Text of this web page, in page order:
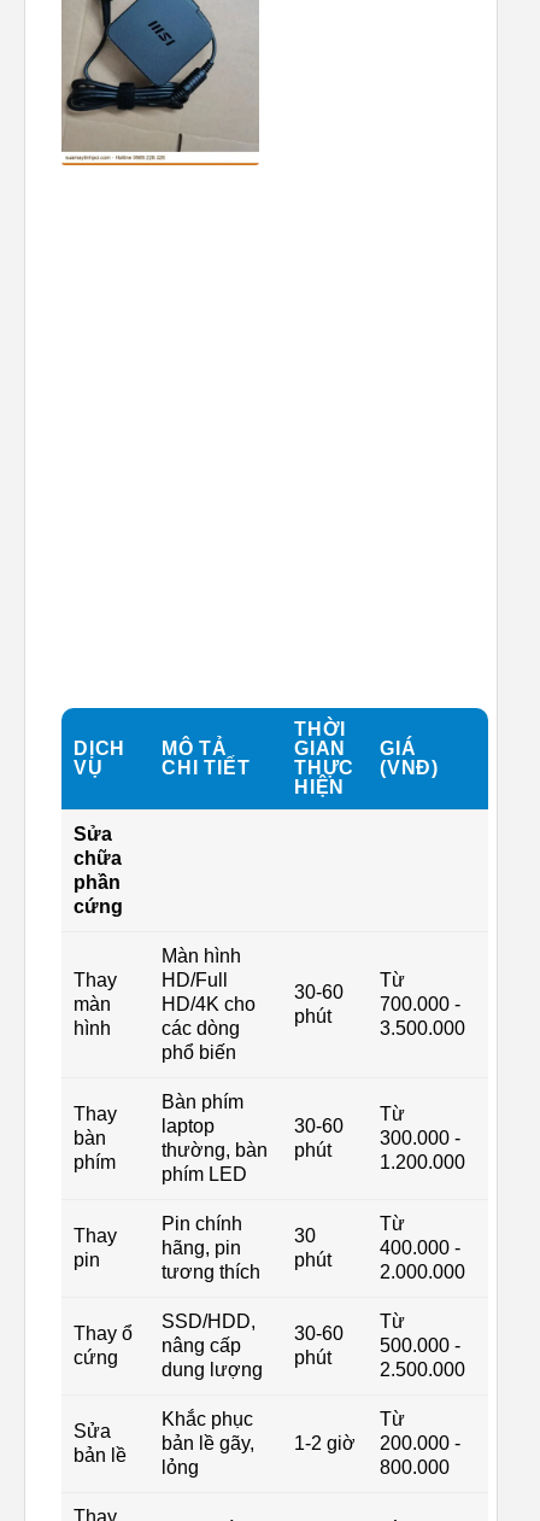
DỊCH
VỤ
MÔ TẢ
CHI TIẾT
THỜI
GIAN
THỰC
HIỆN
GIÁ
(VNĐ)
Sửa
chữa
phần
cứng
Thay
màn
hình
Màn hình
HD/Full
HD/4K cho
các dòng
phổ biến
30-60
phút
Từ
700.000 -
3.500.000
Thay
bàn
phím
Bàn phím
laptop
thường, bàn
phím LED
30-60
phút
Từ
300.000 -
1.200.000
Thay
pin
Pin chính
hãng, pin
tương thích
30
phút
Từ
400.000 -
2.000.000
Thay ổ
cứng
SSD/HDD,
nâng cấp
dung lượng
30-60
phút
Từ
500.000 -
2.500.000
Sửa
bản lề
Khắc phục
bản lề gãy,
lỏng
1-2 giờ
Từ
200.000 -
800.000
Thay